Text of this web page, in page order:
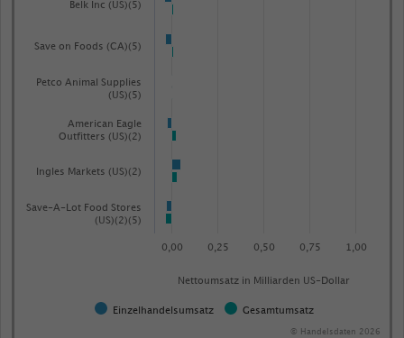
Nettoumsatz in Milliarden US-Dollar
Einzelhandelsumsatz Gesamtumsatz
Save on Foods (CA)(5)
Ingles Markets (US)(2)
Belk Inc (US)(5)
Petco Animal Supplies
(US)(5)
American Eagle
Outfitters (US)(2)
Save-A-Lot Food Stores
(US)(2)(5)
0,00 0,25 0,50 0,75 1,00
© Handelsdaten 2026